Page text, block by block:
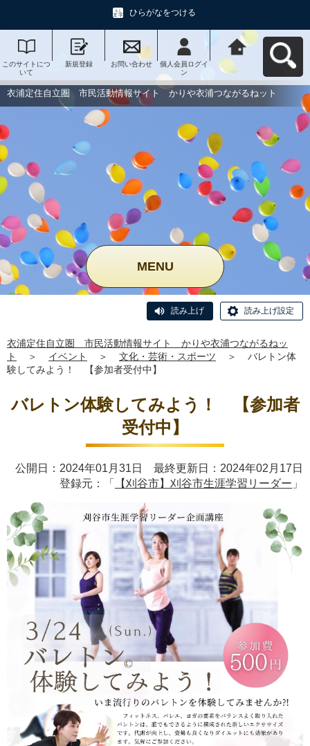
ひらがなをつける
このサイトにつ
いて
新規登録 お問い合わせ
個人会員ログイ
ン
衣浦定住自立
圏 市民活動情
報サイト かり
や衣浦つながる
ねットへ戻る
衣浦定住自立圏 市民活動情報サイト かりや衣浦つながるねット
MENU
読み上げ 読み上げ設定
衣浦定住自立圏 市民活動情報サイト かりや衣浦つながるねッ
ト
＞ イベント ＞ 文化・芸術・スポーツ ＞
バレトン体
験してみよう！ 【参加者受付中】
バレトン体験してみよう！ 【参加者
受付中】
公開日：2024年01月31日 最終更新日：2024年02月17日
登録元：「
【刈谷市】刈谷市生涯学習リーダー 」